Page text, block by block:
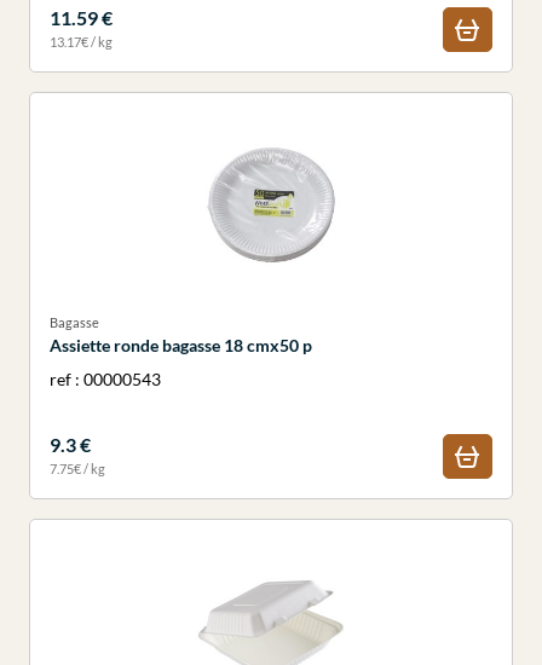
11.59 €
13.17€ / kg
Bagasse
Assiette ronde bagasse 18 cmx50 p
ref : 00000543
9.3 €
7.75€ / kg